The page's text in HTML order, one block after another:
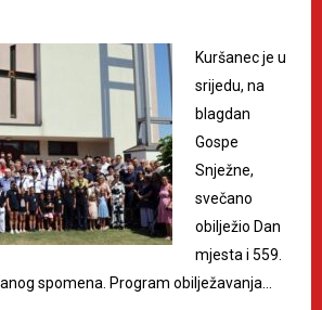
Kuršanec je u
srijedu, na
blagdan
Gospe
Snježne,
svečano
obilježio Dan
mjesta i 559.
spomena. Program obilježavanja…